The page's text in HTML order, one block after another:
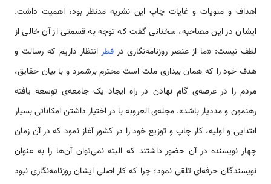
اهداف و منویات و غایات چاپ این نشریه مدنظر بود، اهمیت داشت.
ایشان در این مصاحبه، سخنانی گفت که توجه به قسمتی از آن خالی از
لطف نیست: «ما از عنصر روزنامه‌نگاری درقطر انتظار داریم که رسالت و
هدف خود را که همان بیداری ملت است محترم برشمرد و با بیان حقایق،
مردم را در عرصه‌ی گام نهادن در راه ایجاد یک جامعه‌ی توسعه یافته
رهنمون و مددیار باشد».‌ مجله‌ی العروبه با در اختیار داشتن امکاناتی بسیار
ابتدایی و اولیه، کار چاپ و توزیع خود را در کشور آغاز نمود که در آن زمان
چهار نویسنده در آن حضور داشتند که البته نمی‌توان آن‌ها را به عنوان
نویسندگان حرفه‌ای تلقی نمود؛ چرا که کار اصلی ایشان روزنامه‌نگاری نبود